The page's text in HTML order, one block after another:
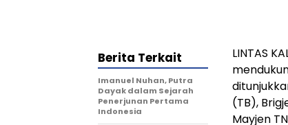
LINTAS
(TB),
Mayjen
Berita Terkait
Imanuel Nuhan, Putra
Dayak dalam Sejarah
Penerjunan Pertama
Indonesia